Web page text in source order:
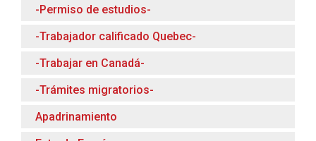
-Permiso de estudios-
-Trabajador calificado Quebec-
-Trabajar en Canadá-
-Trámites migratorios-
Apadrinamiento